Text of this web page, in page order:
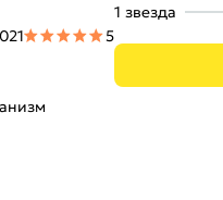
5
1 звезда